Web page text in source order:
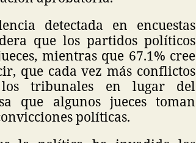
detectada en encuestas
que los partidos políticos
mientras que 67.1% cree
que cada vez más conflictos
los tribunales en lugar del
que algunos jueces toman
políticas.